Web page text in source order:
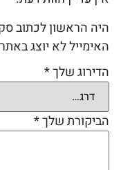
היה הראשון לכתוב
האימייל לא יוצג
הדירוג שלך*
הביקורת שלך*